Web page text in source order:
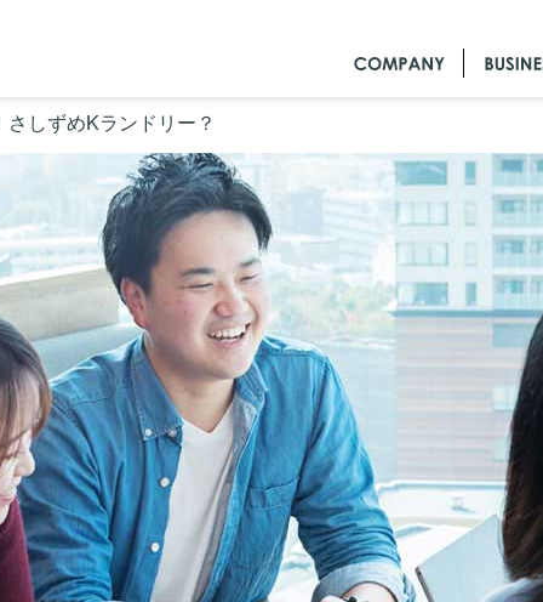
しずめKランドリー？